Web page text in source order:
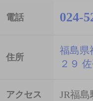
電話 024-
住所
福島県
２９
アクセス JR福